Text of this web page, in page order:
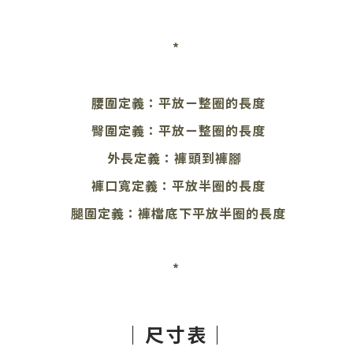
*
腰圍定義：平放ㄧ整圈的長度
臀圍定義： 平放ㄧ整圈的長度
外長定義：褲頭到褲腳
褲口寬定義：平放半圈的長度
腿圍定義：褲檔底下平放半圈的長度
*
｜尺寸表｜